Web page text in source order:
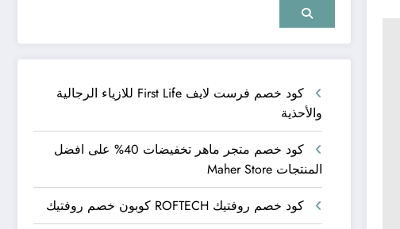
كود خصم فرست لايف First Life للازياء الرجالية
والأحذية
كود خصم متجر ماهر تخفيضات 40% على افضل
المنتجات Maher Store
كود خصم روفتيك ROFTECH كوبون خصم روفتيك